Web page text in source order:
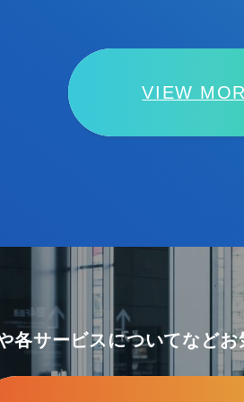
VIEW
各サービスについてなどお